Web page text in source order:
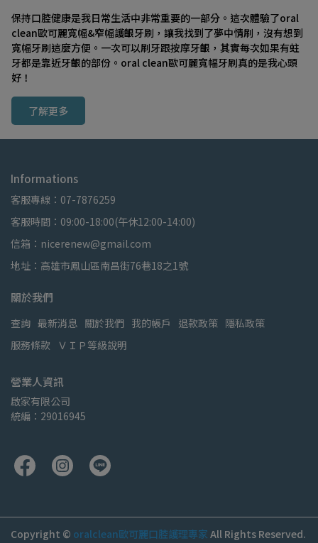
保持口腔健康是我日常生活中非常重要的一部分。這次體驗了oral
clean歐可麗寬幅&窄幅護齦牙刷，讓我找到了夢中情刷，沒有想到
寬幅牙刷這麼方便。一次可以刷牙跟按摩牙齦，其實每次如果有蛀
牙都是靠近牙齦的部份。oral clean歐可麗寬幅牙刷真的是我心頭
好！
了解更多
Informations
客服專線：07-7876259
客服時間：09:00-18:00(午休12:00-14:00)
信箱：nicerenew@gmail.com
地址：高雄市鳳山區南昌街76巷18之1號
關於我們
查詢 最新消息 關於我們 我的帳戶 退款政策 隱私政策
服務條款
ＶＩＰ等級說明
營業人資訊
啟家有限公司
統編：29016945
Copyright © oralclean歐可麗口腔護理專家 All Rights Reserved.